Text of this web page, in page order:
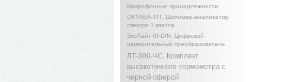
Микрофонные принадлежности
ОКТАВА-111. Шумомер-анализатор
спектра 1 класса
ЭкоЛайт-01-DIN. Цифровой
измерительный преобразователь
ЛТ-300-ЧС. Комплект
высокоточного термометра с
черной сферой